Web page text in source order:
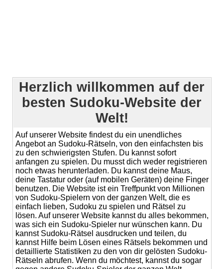
Herzlich willkommen auf der
besten Sudoku-Website der
Welt!
Auf unserer Website findest du ein unendliches
Angebot an Sudoku-Rätseln, von den einfachsten bis
zu den schwierigsten Stufen. Du kannst sofort
anfangen zu spielen. Du musst dich weder registrieren
noch etwas herunterladen. Du kannst deine Maus,
deine Tastatur oder (auf mobilen Geräten) deine Finger
benutzen. Die Website ist ein Treffpunkt von Millionen
von Sudoku-Spielern von der ganzen Welt, die es
einfach lieben, Sudoku zu spielen und Rätsel zu
lösen. Auf unserer Website kannst du alles bekommen,
was sich ein Sudoku-Spieler nur wünschen kann. Du
kannst Sudoku-Rätsel ausdrucken und teilen, du
kannst Hilfe beim Lösen eines Rätsels bekommen und
detaillierte Statistiken zu den von dir gelösten Sudoku-
Rätseln abrufen. Wenn du möchtest, kannst du sogar